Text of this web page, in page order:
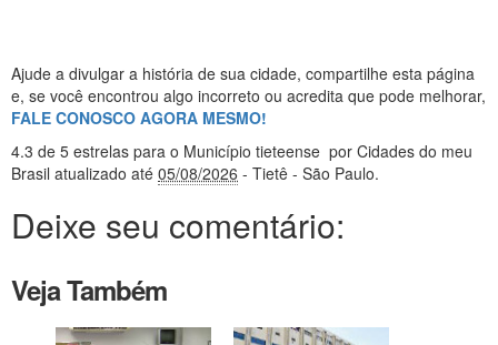
Ajude a divulgar a história de sua cidade, compartilhe esta página
e, se você encontrou algo incorreto ou acredita que pode melhorar,
FALE CONOSCO AGORA MESMO!
4.3 de 5 estrelas para o Município tieteense por Cidades do meu
Brasil atualizado até 05/08/2026 - Tietê - São Paulo.
Deixe seu comentário:
Veja Também